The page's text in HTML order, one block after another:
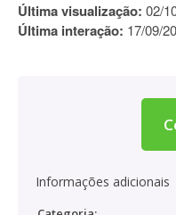
Última visualização: 02/
Última interação: 17/09/
Informações adicionais